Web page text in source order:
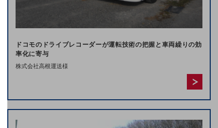
新着記事
トレンド記事特集
IT用語集
中堅中小企業向け
お悩みから見つけるTOP
ドコモのドライブレコーダーが運転技術の把握と車両繰りの効
率化に寄与
株式会社高根運送様